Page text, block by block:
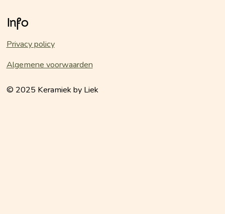
Info
Privacy policy
Algemene voorwaarden
© 2025 Keramiek by Liek